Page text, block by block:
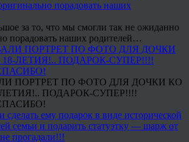
за то, что мы смогли так не ожиданно
порадовать наших родителей…
ПОРТРЕТ ПО ФОТО ДЛЯ ДОЧКИ КО
ПОДАРОК-СУПЕР!!!!